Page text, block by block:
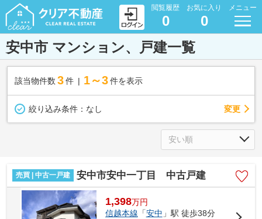
閲覧履歴
0
お気に入り
0
メニュー
安中市 マンション、戸建一覧
該当物件数 3件 1～3 件を表示
絞り込み条件： なし 変更
売買 | 中古一戸建 安中市安中一丁目 中古戸建
1,398万円
信越本線 「安中 」駅 徒歩38分